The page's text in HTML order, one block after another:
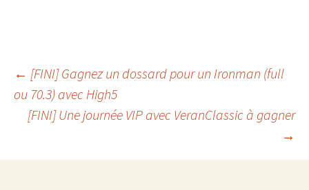
Navigation
des
articles
← [FINI] Gagnez un dossard pour un Ironman (full
ou 70.3) avec High5
[FINI] Une journée VIP avec VeranClassic à gagner
→